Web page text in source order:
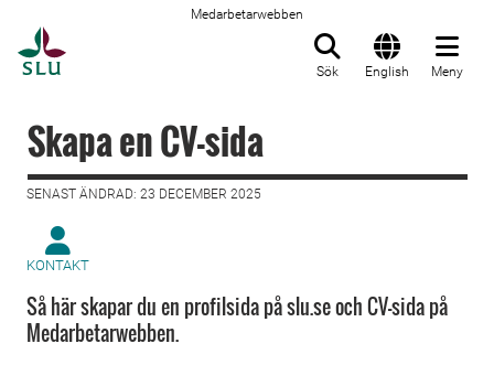
Medarbetarwebben
Sök English Meny
Skapa en CV-sida
SENAST ÄNDRAD: 23 DECEMBER 2025
KONTAKT
Så här skapar du en profilsida på slu.se och CV-sida på
Medarbetarwebben.